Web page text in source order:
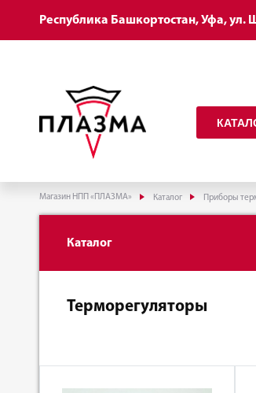
Республика Башкортостан, Уфа, ул.
Магазин НПП «ПЛАЗМА» Каталог Приборы
Каталог
Терморегуляторы